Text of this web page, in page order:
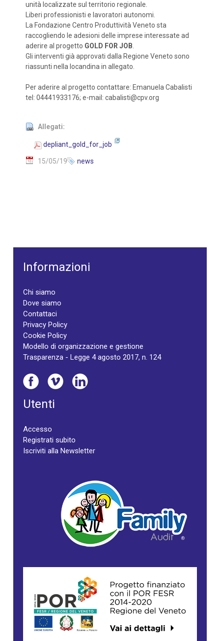
unità localizzate sul territorio regionale.
Liberi professionisti e lavoratori autonomi.
La Fondazione Centro Produttività Veneto sta
raccogliendo le adesioni delle imprese interessate ad
aderire al progetto GOLD FOR JOB.
Gli interventi già approvati dalla Regione Veneto sono
riassunti nella locandina in allegato.
Per aderire al progetto contattare: Emanuela Cabalisti
tel: 04441933176; e-mail: cabalisti@cpv.org
Allegati:
depliant_gold_for_job
15/05/19 news
Informazioni
Chi siamo
Dove siamo
Contattaci
Privacy Policy
Cookie Policy
Modello di organizzazione e gestione
Trasparenza - Legge 4 agosto 2017, n. 124
Utenti
Accesso
Registrati subito
Iscriviti alla Newsletter